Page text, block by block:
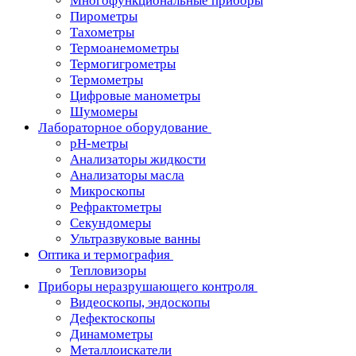
Пирометры
Тахометры
Термоанемометры
Термогигрометры
Термометры
Цифровые манометры
Шумомеры
Лабораторное оборудование
pH-метры
Анализаторы жидкости
Анализаторы масла
Микроскопы
Рефрактометры
Секундомеры
Ультразвуковые ванны
Оптика и термография
Тепловизоры
Приборы неразрушающего контроля
Видеоскопы, эндоскопы
Дефектоскопы
Динамометры
Металлоискатели